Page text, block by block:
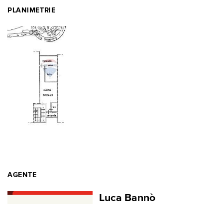
PLANIMETRIE
AGENTE
Luca Bannò